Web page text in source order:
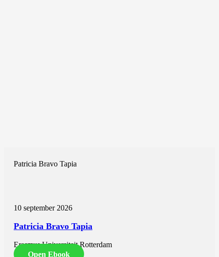
Patricia Bravo Tapia
10 september 2026
Patricia Bravo Tapia
Erasmus Universiteit Rotterdam
Open Ebook